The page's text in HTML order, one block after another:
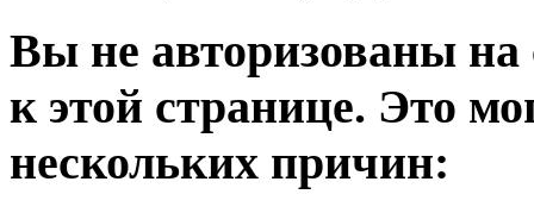
Вы не авторизованы на
к этой странице. Это
нескольких причин: